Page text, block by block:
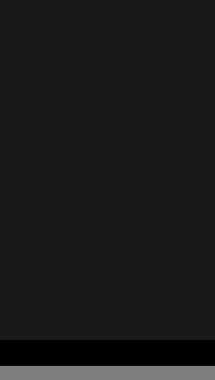
en nueva ventana)
nueva ventana)